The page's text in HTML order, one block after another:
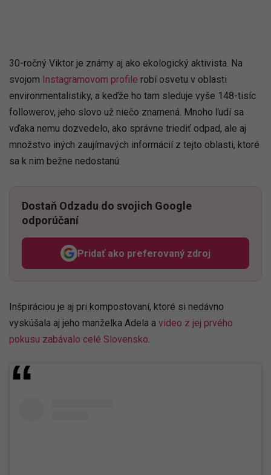
30-ročný Viktor je známy aj ako ekologický aktivista. Na
svojom Instagramovom profile robí osvetu v oblasti
environmentalistiky, a keďže ho tam sleduje vyše 148-tisíc
followerov, jeho slovo už niečo znamená. Mnoho ľudí sa
vďaka nemu dozvedelo, ako správne triediť odpad, ale aj
množstvo iných zaujímavých informácií z tejto oblasti, ktoré
sa k nim bežne nedostanú.
Dostaň Odzadu do svojich Google
odporúčaní
Pridať ako preferovaný zdroj
Odzadu, odkaz sa otvorí v
Inšpiráciou je aj pri kompostovaní, ktoré si nedávno
vyskúšala aj jeho manželka Adela a video z jej prvého
pokusu zabávalo celé Slovensko.